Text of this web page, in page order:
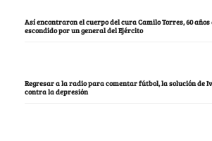
Así encontraron el cuerpo del cura Camilo Torres, 60
escondido por un general del Ejército
Regresar a la radio para comentar fútbol, la solución de
contra la depresión